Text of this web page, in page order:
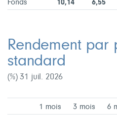
Fonds 10,14 6,55
Rendement par
standard
(%) 31 juil. 2026
1 mois 3 mois 6